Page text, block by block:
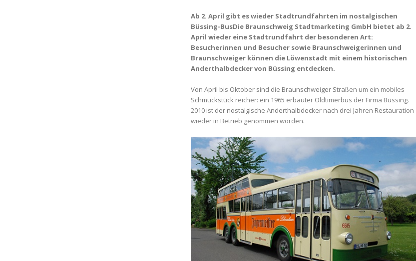
Ab 2. April gibt es wieder Stadtrundfahrten im nostalgischen
Büssing-BusDie Braunschweig Stadtmarketing GmbH bietet ab 2.
April wieder eine Stadtrundfahrt der besonderen Art:
Besucherinnen und Besucher sowie Braunschweigerinnen und
Braunschweiger können die Löwenstadt mit einem historischen
Anderthalbdecker von Büssing entdecken.
Von April bis Oktober sind die Braunschweiger Straßen um ein mobiles
Schmuckstück reicher: ein 1965 erbauter Oldtimerbus der Firma Büssing.
2010 ist der nostalgische Anderthalbdecker nach drei Jahren Restauration
wieder in Betrieb genommen worden.